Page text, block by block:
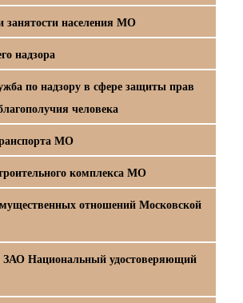
занятости населения МО
надзора
по надзору в сфере защиты прав
человека
МО
комплекса МО
отношений Московской
Национальный удостоверяющий